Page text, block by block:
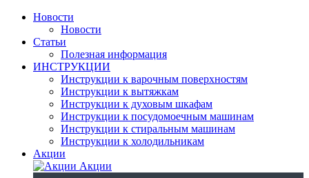
Новости
Новости
Статьи
Полезная информация
ИНСТРУКЦИИ
Инструкции к варочным поверхностям
Инструкции к вытяжкам
Инструкции к духовым шкафам
Инструкции к посудомоечным машинам
Инструкции к стиральным машинам
Инструкции к холодильникам
Акции
Акции